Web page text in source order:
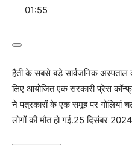
01:55
हैती के सबसे बड़े सार्वजनिक
लिए आयोजित एक सरकारी प्रेस
ने पत्रकारों के एक समूह पर गोलियां
लोगों की मौत हो गई.25 दिसंबर 2024